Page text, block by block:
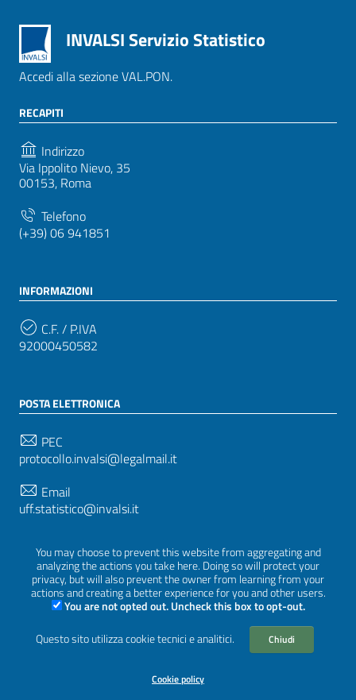
You may choose to prevent this website from aggregating and
analyzing the actions you take here. Doing so will protect your
privacy, but will also prevent the owner from learning from your
actions and creating a better experience for you and other users.
You are not opted out. Uncheck this box to opt-out.
Questo sito utilizza cookie tecnici e analitici.
Chiudi
Cookie policy
INVALSI Servizio Statistico
Accedi alla sezione VAL.PON.
RECAPITI
Indirizzo
Via Ippolito Nievo, 35
00153, Roma
Telefono
(+39) 06 941851
INFORMAZIONI
C.F. / P.IVA
92000450582
POSTA ELETTRONICA
PEC
protocollo.invalsi@legalmail.it
Email
uff.statistico@invalsi.it
restituzione.dati@invalsi.it
SEGUICI SU